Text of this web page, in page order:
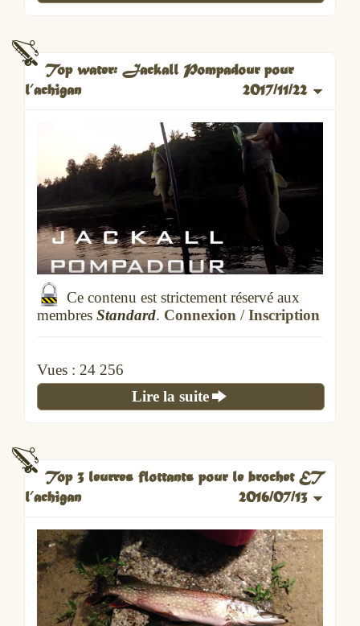
Top water: Jackall Pompadour pour
l’achigan
2017/11/22
Ce contenu est strictement réservé aux
membres Standard. Connexion /Inscription
Vues : 24 256
Lire la suite
Top 3 leurres flottants pour le brochet ET
l’achigan
2016/07/13